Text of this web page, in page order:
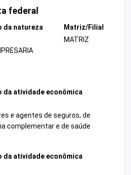
federal
da natureza
Matriz/Filial
MATRIZ
da atividade econômica
e agentes de seguros, de
complementar e de saúde
da atividade econômica